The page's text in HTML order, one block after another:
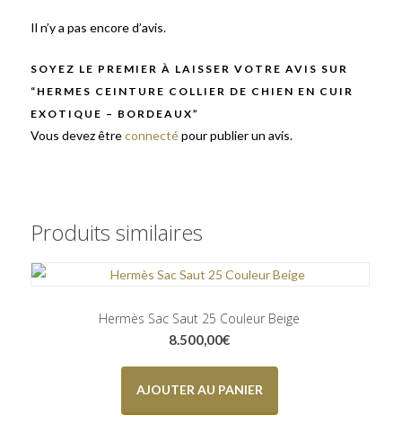
Il n’y a pas encore d’avis.
SOYEZ LE PREMIER À LAISSER VOTRE AVIS SUR
“HERMES CEINTURE COLLIER DE CHIEN EN CUIR
EXOTIQUE – BORDEAUX”
Vous devez êtreconnectépour publier un avis.
Produits similaires
Hermès Sac Saut 25 Couleur Beige
8.500,00€
AJOUTER AU PANIER